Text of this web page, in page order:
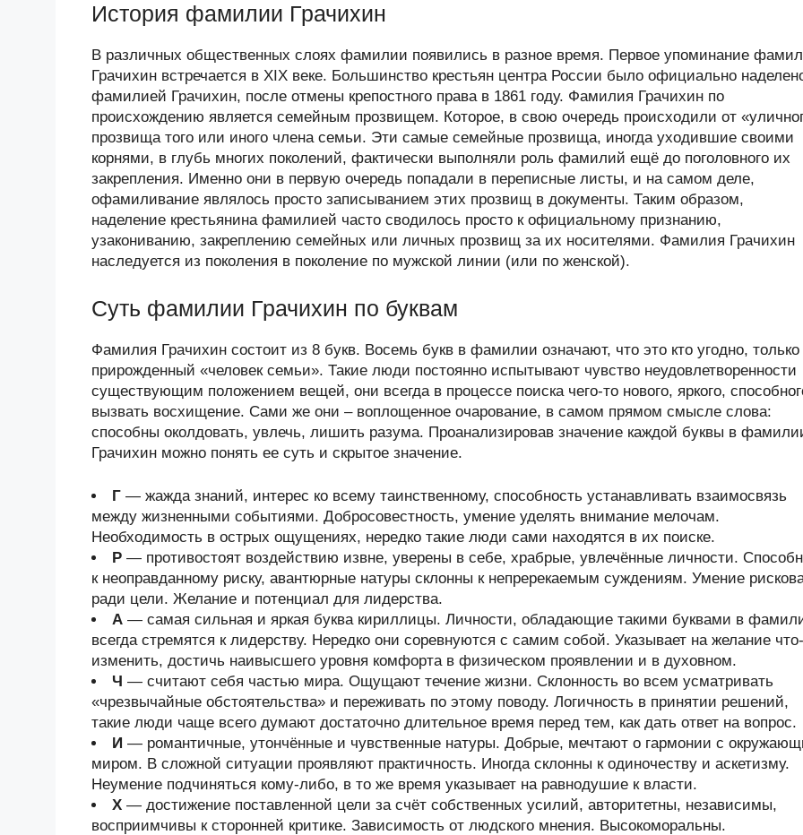
История фамилии Грачихин
В различных общественных слоях фамилии появились в разное время. Первое упоминание
Грачихин встречается в XIX веке. Большинство крестьян центра России было официально
фамилией Грачихин, после отмены крепостного права в 1861 году. Фамилия Грачихин по
происхождению является семейным прозвищем. Которое, в свою очередь происходили от
прозвища того или иного члена семьи. Эти самые семейные прозвища, иногда уходившие своими
корнями, в глубь многих поколений, фактически выполняли роль фамилий ещё до поголовного их
закрепления. Именно они в первую очередь попадали в переписные листы, и на самом деле,
офамиливание являлось просто записыванием этих прозвищ в документы. Таким образом,
наделение крестьянина фамилией часто сводилось просто к официальному признанию,
узакониванию, закреплению семейных или личных прозвищ за их носителями. Фамилия Грачихин
наследуется из поколения в поколение по мужской линии (или по женской).
Суть фамилии Грачихин по буквам
Фамилия Грачихин состоит из 8 букв. Восемь букв в фамилии означают, что это кто угодно, только
прирожденный «человек семьи». Такие люди постоянно испытывают чувство неудовлетворенности
существующим положением вещей, они всегда в процессе поиска чего-то нового, яркого,
вызвать восхищение. Сами же они – воплощенное очарование, в самом прямом смысле слова:
способны околдовать, увлечь, лишить разума. Проанализировав значение каждой буквы в
Грачихин можно понять ее суть и скрытое значение.
Г — жажда знаний, интерес ко всему таинственному, способность устанавливать взаимосвязь
между жизненными событиями. Добросовестность, умение уделять внимание мелочам.
Необходимость в острых ощущениях, нередко такие люди сами находятся в их поиске.
Р — противостоят воздействию извне, уверены в себе, храбрые, увлечённые личности.
к неоправданному риску, авантюрные натуры склонны к непререкаемым суждениям. Умение
ради цели. Желание и потенциал для лидерства.
А — самая сильная и яркая буква кириллицы. Личности, обладающие такими буквами в
всегда стремятся к лидерству. Нередко они соревнуются с самим собой. Указывает на желание
изменить, достичь наивысшего уровня комфорта в физическом проявлении и в духовном.
Ч — считают себя частью мира. Ощущают течение жизни. Склонность во всем усматривать
«чрезвычайные обстоятельства» и переживать по этому поводу. Логичность в принятии решений,
такие люди чаще всего думают достаточно длительное время перед тем, как дать ответ на вопрос.
И — романтичные, утончённые и чувственные натуры. Добрые, мечтают о гармонии с
миром. В сложной ситуации проявляют практичность. Иногда склонны к одиночеству и аскетизму.
Неумение подчиняться кому-либо, в то же время указывает на равнодушие к власти.
Х — достижение поставленной цели за счёт собственных усилий, авторитетны, независимы,
восприимчивы к сторонней критике. Зависимость от людского мнения. Высокоморальны.